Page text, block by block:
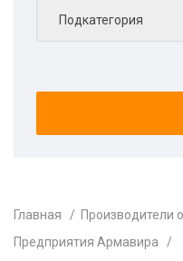
Подкатегория
Главная
Производители
Предприятия Армавира